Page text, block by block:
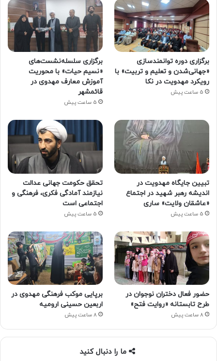
برگزاری دوره توانمندسازی
«جهانی‌شدن و تعلیم و تربیت» با
رویکرد مهدویت در نکا
5 ساعت پیش
برگزاری سلسله‌نشست‌های
«نسیم حیات» با محوریت
آموزش معارف مهدوی در
قائمشهر
5 ساعت پیش
تبیین جایگاه مهدویت در
اندیشه رهبر شهید در اجتماع
«عاشقان ولایت» ساری
5 ساعت پیش
تحقق حکومت جهانی عدالت
نیازمند آمادگی فکری، فرهنگی و
اجتماعی است
5 ساعت پیش
حضور فعال دختران نوجوان در
طرح تابستانه «روایت فتح»
8 ساعت پیش
برپایی موکب فرهنگی مهدوی در
اربعین حسینی ارومیه
8 ساعت پیش
ما را دنبال کنید